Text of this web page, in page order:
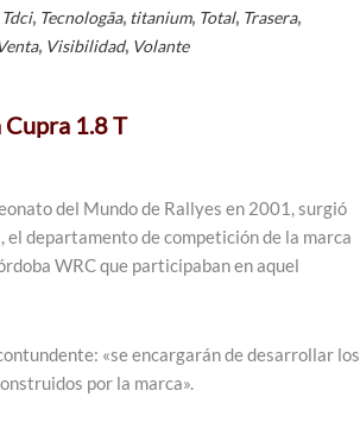
Tdci, Tecnologã­a, titanium, Total, Trasera,
, Visibilidad, Volante
Cupra 1.8 T
del Mundo de Rallyes en 2001, surgió
el departamento de competición de la marca
WRC que participaban en aquel
«se encargarán de desarrollar los
por la marca».